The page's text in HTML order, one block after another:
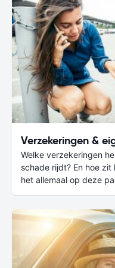
Verzekeringen &
Welke verzekeringen
schade rijdt? En hoe
het allemaal op deze